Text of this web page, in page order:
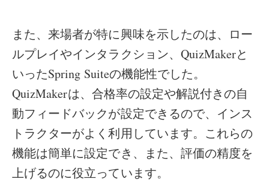
また、来場者が特に興味を示したのは、ロー
ルプレイやインタラクション、QuizMakerと
いったSpring Suiteの機能性でした。
QuizMakerは、合格率の設定や解説付きの自
動フィードバックが設定できるので、インス
トラクターがよく利用しています。これらの
機能は簡単に設定でき、また、評価の精度を
上げるのに役立っています。